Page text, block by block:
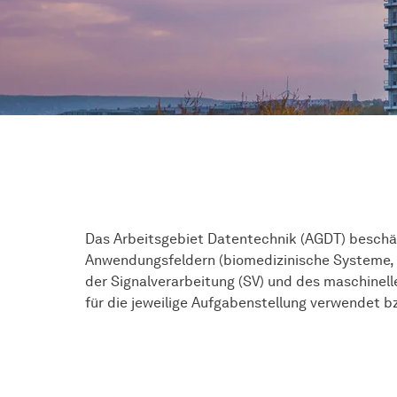
Das Arbeitsgebiet Datentechnik (AGDT)
Anwendungsfeldern (biomedizinische
der Signalverarbeitung (SV) und des
für die jeweilige Aufgabenstellung verwendet